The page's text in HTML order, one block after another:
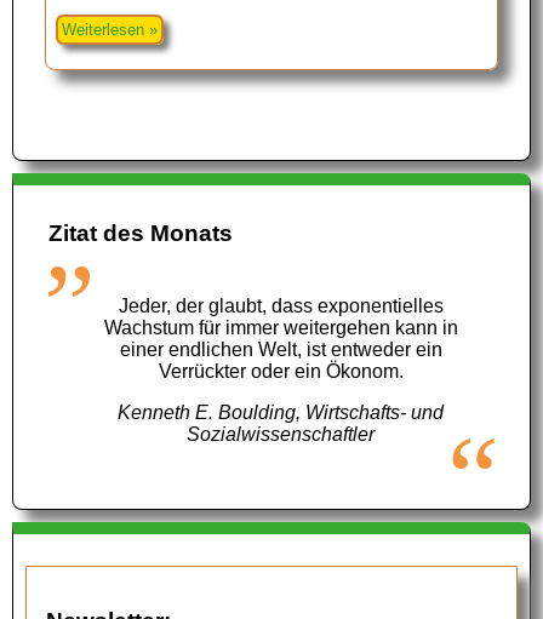
Weiterlesen »
Zitat des Monats
Jeder, der glaubt, dass exponentielles
Wachstum für immer weitergehen kann in
einer endlichen Welt, ist entweder ein
Verrückter oder ein Ökonom.
Kenneth E. Boulding, Wirtschafts- und
Sozialwissenschaftler